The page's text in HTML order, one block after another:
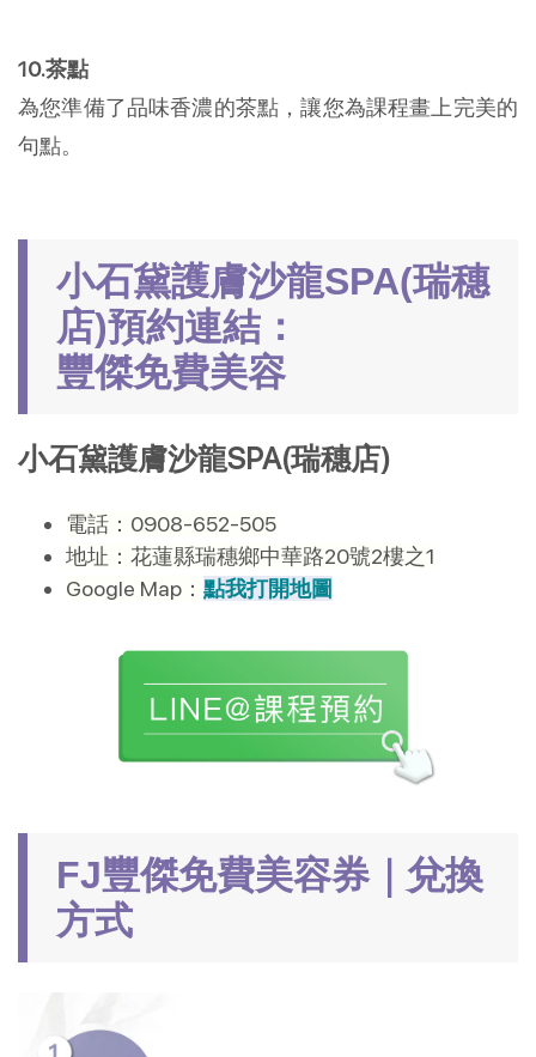
10.茶點
為您準備了品味香濃的茶點，讓您為課程畫上完美的
句點。
小石黛護膚沙龍SPA(瑞穗
店)預約連結：
豐傑免費美容
小石黛護膚沙龍SPA(瑞穗店)
電話：0908-652-505
地址：花蓮縣瑞穗鄉中華路20號2樓之1
Google Map： 點我打開地圖
FJ豐傑免費美容券｜兌換
方式